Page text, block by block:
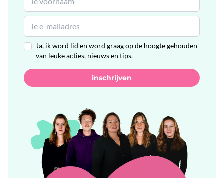
Ja, ik word lid en word graag op de hoogte gehouden
van leuke acties, nieuws en tips.